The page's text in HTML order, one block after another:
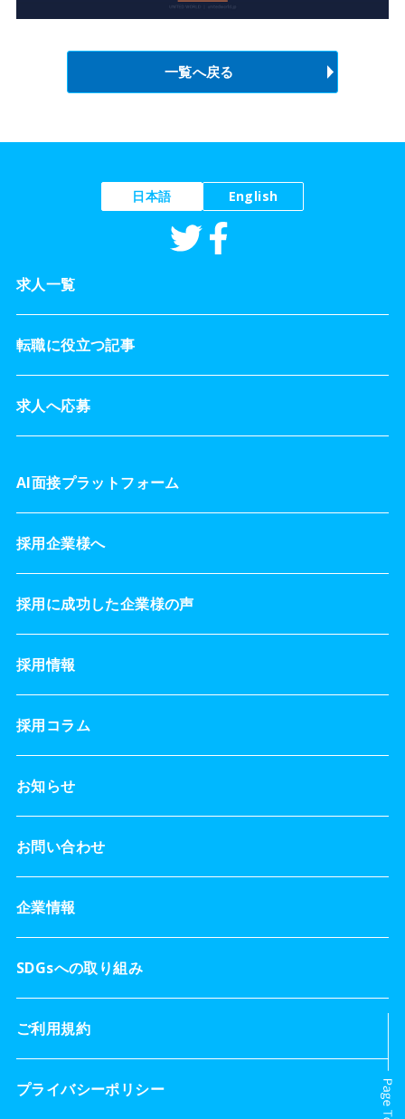
一覧へ戻る
日本語 English
求人一覧
転職に役立つ記事
求人へ応募
AI面接プラットフォーム
採用企業様へ
採用に成功した企業様の声
採用情報
採用コラム
お知らせ
お問い合わせ
企業情報
SDGsへの取り組み
ご利用規約
プライバシーポリシー